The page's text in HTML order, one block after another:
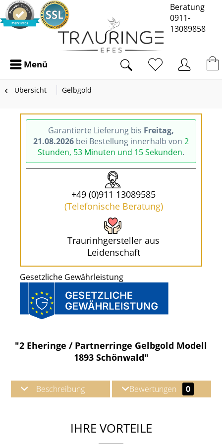
Beratung
0911-
13089858
Menü
Übersicht Gelbgold
Garantierte Lieferung bis Freitag,
21.08.2026 bei Bestellung innerhalb von 2
Stunden, 53 Minuten und 14 Sekunden.
+49 (0)911 13089585
(Telefonische Beratung)
Traurinhgersteller aus
Leidenschaft
Gesetzliche Gewährleistung
"2 Eheringe / Partnerringe Gelbgold Modell
1893 Schönwald"
Beschreibung Bewertungen 0
IHRE VORTEILE